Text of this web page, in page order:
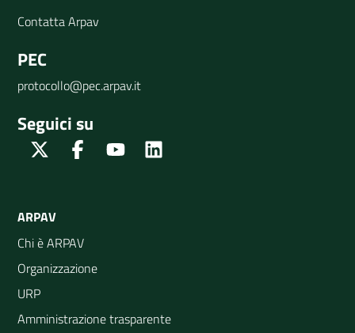
Contatta Arpav
PEC
protocollo@pec.arpav.it
Seguici su
Twitter FacebookYoutube
ARPAV
Chi è ARPAV
Organizzazione
URP
Amministrazione trasparente